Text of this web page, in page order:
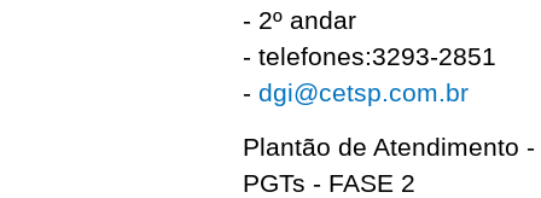
- 2º andar
- telefones:3293-2851
- dgi@cetsp.com.br
Plantão de Atendimento
PGTs - FASE 2